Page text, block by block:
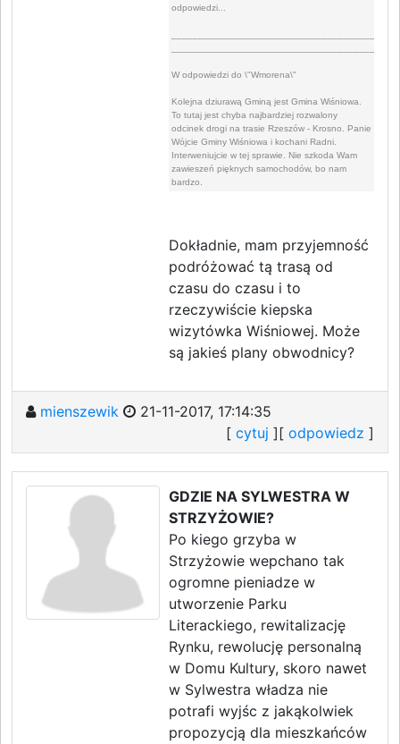
odpowiedzi...
W odpowiedzi do \"Wmorena\"
Kolejna dziurawą Gminą jest Gmina Wiśniowa.
To tutaj jest chyba najbardziej rozwalony
odcinek drogi na trasie Rzeszów - Krosno. Panie
Wójcie Gminy Wiśniowa i kochani Radni.
Interweniujcie w tej sprawie. Nie szkoda Wam
zawieszeń pięknych samochodów, bo nam
bardzo.
Dokładnie, mam przyjemność
podróżować tą trasą od
czasu do czasu i to
rzeczywiście kiepska
wizytówka Wiśniowej. Może
są jakieś plany obwodnicy?
mienszewik
21-11-2017, 17:14:35
[ cytuj ][ odpowiedz ]
GDZIE NA SYLWESTRA W
STRZYŻOWIE?
Po kiego grzyba w
Strzyżowie wepchano tak
ogromne pieniadze w
utworzenie Parku
Literackiego, rewitalizację
Rynku, rewolucję personalną
w Domu Kultury, skoro nawet
w Sylwestra władza nie
potrafi wyjśc z jakąkolwiek
propozycją dla mieszkańców